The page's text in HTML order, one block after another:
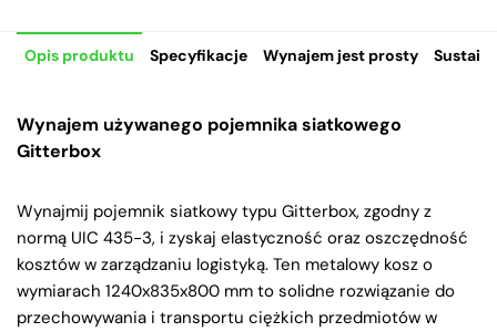
Opis produktu Specyfikacje Wynajem jest prosty
Wynajem używanego pojemnika siatkowego
Gitterbox
Wynajmij pojemnik siatkowy typu Gitterbox, zgodny z
normą UIC 435-3, i zyskaj elastyczność oraz oszczędność
kosztów w zarządzaniu logistyką. Ten metalowy kosz o
wymiarach 1240x835x800 mm to solidne rozwiązanie do
przechowywania i transportu ciężkich przedmiotów w